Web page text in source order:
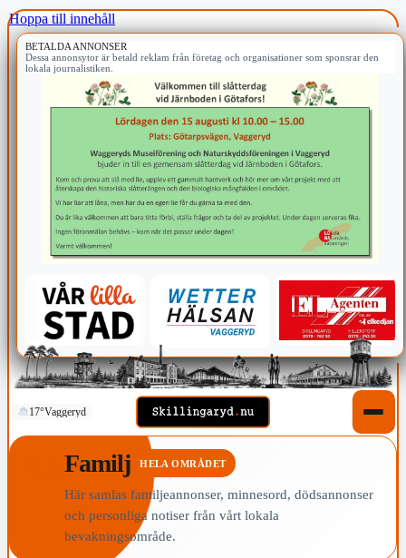
Hoppa till innehåll
BETALDA ANNONSER
Dessa annonsytor är betald reklam från företag och organisationer som sponsrar den
lokala journalistiken.
17°Vaggeryd
Familj HELA OMRÅDET
Här samlas familjeannonser, minnesord, dödsannonser
och personliga notiser från vårt lokala
bevakningsområde.